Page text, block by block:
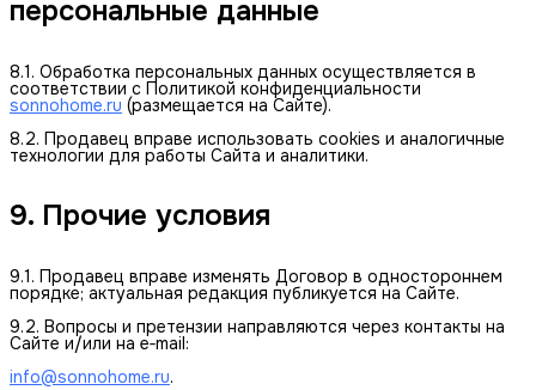
персональные данные
8.1. Обработка персональных данных осуществляется в
соответствии с Политикой конфиденциальности
sonnohome.ru (размещается на Сайте).
8.2. Продавец вправе использовать cookies и аналогичные
технологии для работы Сайта и аналитики.
9. Прочие условия
9.1. Продавец вправе изменять Договор в одностороннем
порядке; актуальная редакция публикуется на Сайте.
9.2. Вопросы и претензии направляются через контакты на
Сайте и/или на e‑mail:
info@sonnohome.ru.